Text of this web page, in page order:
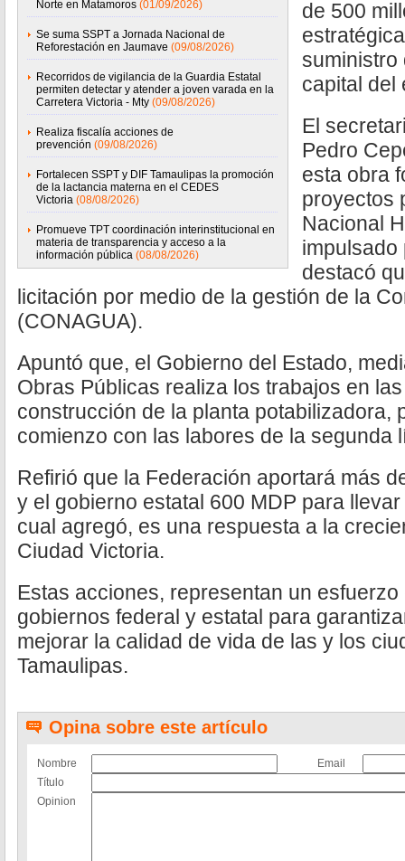
Norte en Matamoros (01/09/2026)
Se suma SSPT a Jornada Nacional de
Reforestación en Jaumave (09/08/2026)
Recorridos de vigilancia de la Guardia Estatal
permiten detectar y atender a joven varada en la
Carretera Victoria - Mty (09/08/2026)
Realiza fiscalía acciones de
prevención (09/08/2026)
Fortalecen SSPT y DIF Tamaulipas la promoción
de la lactancia materna en el CEDES
Victoria (08/08/2026)
Promueve TPT coordinación interinstitucional en
materia de transparencia y acceso a la
información pública (08/08/2026)
de 500
suministro
capital del
El
Pedro
esta obra
proyectos
Nacional
impulsado
destacó
licitación por medio de la gestión de la
(CONAGUA).
Apuntó que, el Gobierno del Estado,
Obras Públicas realiza los trabajos en
construcción de la planta potabilizadora,
comienzo con las labores de la segunda
Refirió que la Federación aportará más
y el gobierno estatal 600 MDP para
cual agregó, es una respuesta a la
Ciudad Victoria.
Estas acciones, representan un
gobiernos federal y estatal para
mejorar la calidad de vida de las y los
Tamaulipas.
Opina sobre este artículo
Nombre
Email
Título
Opinion